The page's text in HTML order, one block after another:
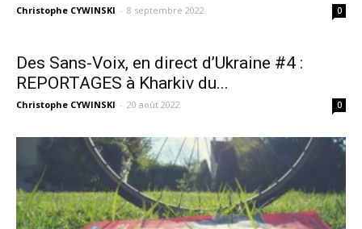
Christophe CYWINSKI - 8 septembre 2022 0
Des Sans-Voix, en direct d’Ukraine #4 :
REPORTAGES à Kharkiv du...
Christophe CYWINSKI - 20 août 2022 0